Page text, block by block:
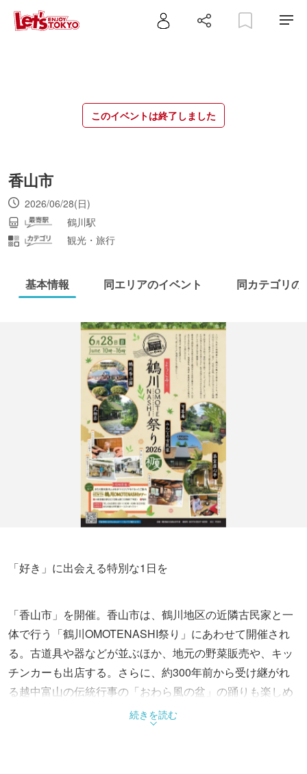
このイベントは終了しました
香山市
2026/06/28(日)
鶴川駅
観光・旅行
基本情報 同エリアのイベント 同カテゴリの
「好き」に出会える特別な1日を
「香山市」を開催。香山市は、鶴川地区の近隣古民家と一
体で行う「鶴川OMOTENASHI祭り」にあわせて開催され
る。古道具や器などが並ぶほか、地元の野菜販売や、キッ
チンカーも出店する。さらに、約300年前から受け継がれ
る越中富山の伝統行事の「おわら風の盆」の踊りも楽しめ
る。おわら風の盆（11:00～11:40/14:00～14:20。雨天中
続きを読む